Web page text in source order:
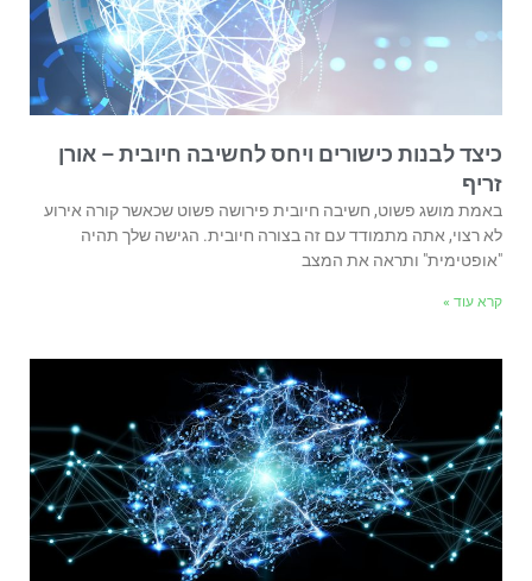
כיצד לבנות כישורים ויחס לחשיבה חיובית – אורן
זריף
באמת מושג פשוט, חשיבה חיובית פירושה פשוט שכאשר קורה אירוע
לא רצוי, אתה מתמודד עם זה בצורה חיובית. הגישה שלך תהיה
"אופטימית" ותראה את המצב
קרא עוד »